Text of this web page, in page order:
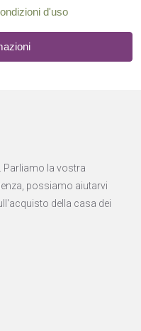
d'uso
Parliamo la vostra
possiamo aiutarvi
della casa dei